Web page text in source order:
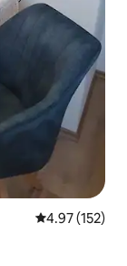
レビュー152
4.97 (152)